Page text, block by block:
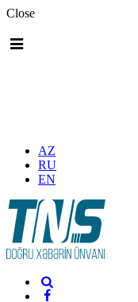
Close
AZ
RU
EN